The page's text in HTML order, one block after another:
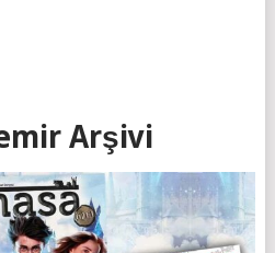
Arşivi